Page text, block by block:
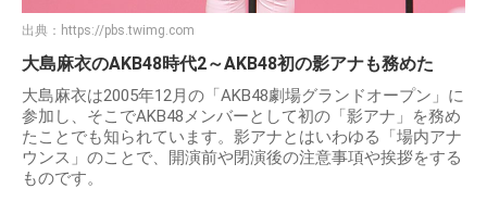
出典： https://pbs.twimg.com
大島麻衣のAKB48時代2～AKB48初の影アナも務めた
大島麻衣は2005年12月の「AKB48劇場グランドオープン」に
参加し、そこでAKB48メンバーとして初の「影アナ」を務め
たことでも知られています。影アナとはいわゆる「場内アナ
ウンス」のことで、開演前や閉演後の注意事項や挨拶をする
ものです。